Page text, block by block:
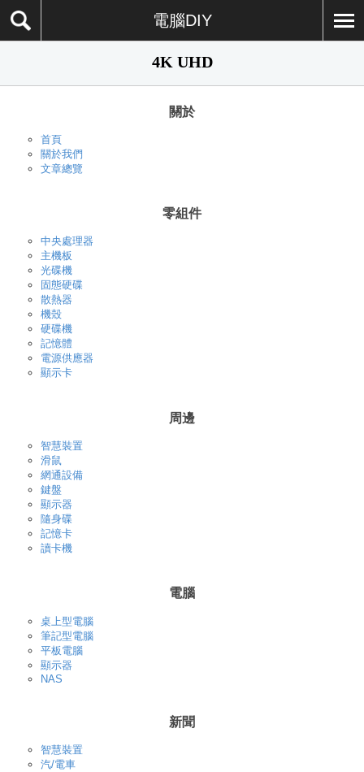
電腦DIY
4K UHD
關於
首頁
關於我們
文章總覽
零組件
中央處理器
主機板
光碟機
固態硬碟
散熱器
機殼
硬碟機
記憶體
電源供應器
顯示卡
周邊
智慧裝置
滑鼠
網通設備
鍵盤
顯示器
隨身碟
記憶卡
讀卡機
電腦
桌上型電腦
筆記型電腦
平板電腦
顯示器
NAS
新聞
智慧裝置
汽/電車